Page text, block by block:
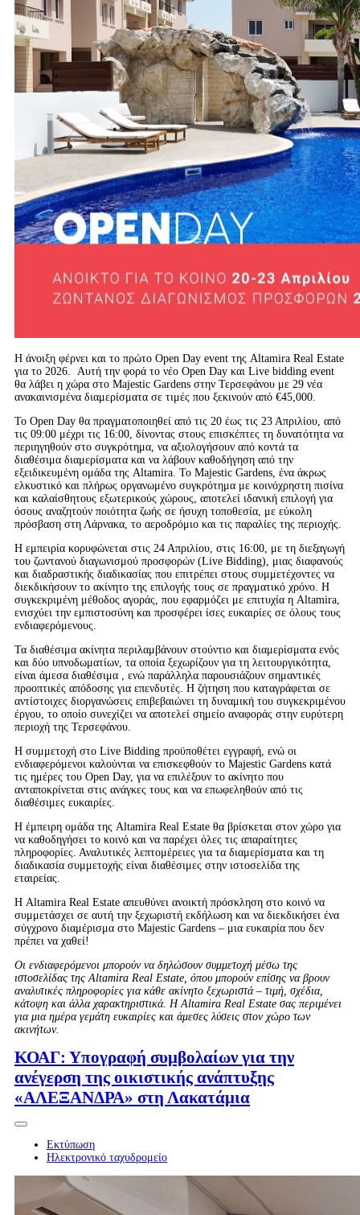
Η άνοιξη φέρνει και τo πρώτο Open Day event της Altamira Real Estate
για το 2026. Αυτή την φορά το νέο Open Day και Live bidding event
θα λάβει η χώρα στο Majestic Gardens στην Τερσεφάνου με 29 νέα
ανακαινισμένα διαμερίσματα σε τιμές που ξεκινούν από €45,000.
Το Open Day θα πραγματοποιηθεί από τις 20 έως τις 23 Απριλίου, από
τις 09:00 μέχρι τις 16:00, δίνοντας στους επισκέπτες τη δυνατότητα να
περιηγηθούν στο συγκρότημα, να αξιολογήσουν από κοντά τα
διαθέσιμα διαμερίσματα και να λάβουν καθοδήγηση από την
εξειδικευμένη ομάδα της Altamira. Το Majestic Gardens, ένα άκρως
ελκυστικό και πλήρως οργανωμένο συγκρότημα με κοινόχρηστη πισίνα
και καλαίσθητους εξωτερικούς χώρους, αποτελεί ιδανική επιλογή για
όσους αναζητούν ποιότητα ζωής σε ήσυχη τοποθεσία, με εύκολη
πρόσβαση στη Λάρνακα, το αεροδρόμιο και τις παραλίες της περιοχής.
Η εμπειρία κορυφώνεται στις 24 Απριλίου, στις 16:00, με τη διεξαγωγή
του ζωντανού διαγωνισμού προσφορών (Live Bidding), μιας διαφανούς
και διαδραστικής διαδικασίας που επιτρέπει στους συμμετέχοντες να
διεκδικήσουν το ακίνητο της επιλογής τους σε πραγματικό χρόνο. Η
συγκεκριμένη μέθοδος αγοράς, που εφαρμόζει με επιτυχία η Altamira,
ενισχύει την εμπιστοσύνη και προσφέρει ίσες ευκαιρίες σε όλους τους
ενδιαφερόμενους.
Τα διαθέσιμα ακίνητα περιλαμβάνουν στούντιο και διαμερίσματα ενός
και δύο υπνοδωματίων, τα οποία ξεχωρίζουν για τη λειτουργικότητα,
είναι άμεσα διαθέσιμα , ενώ παράλληλα παρουσιάζουν σημαντικές
προοπτικές απόδοσης για επενδυτές. Η ζήτηση που καταγράφεται σε
αντίστοιχες διοργανώσεις επιβεβαιώνει τη δυναμική του συγκεκριμένου
έργου, το οποίο συνεχίζει να αποτελεί σημείο αναφοράς στην ευρύτερη
περιοχή της Τερσεφάνου.
Η συμμετοχή στο Live Bidding προϋποθέτει εγγραφή, ενώ οι
ενδιαφερόμενοι καλούνται να επισκεφθούν το Majestic Gardens κατά
τις ημέρες του Open Day, για να επιλέξουν το ακίνητο που
ανταποκρίνεται στις ανάγκες τους και να επωφεληθούν από τις
διαθέσιμες ευκαιρίες.
Η έμπειρη ομάδα της Altamira Real Estate θα βρίσκεται στον χώρο για
να καθοδηγήσει το κοινό και να παρέχει όλες τις απαραίτητες
πληροφορίες. Αναλυτικές λεπτομέρειες για τα διαμερίσματα και τη
διαδικασία συμμετοχής είναι διαθέσιμες στην ιστοσελίδα της
εταιρείας.
Η Altamira Real Estate απευθύνει ανοικτή πρόσκληση στο κοινό να
συμμετάσχει σε αυτή την ξεχωριστή εκδήλωση και να διεκδικήσει ένα
σύγχρονο διαμέρισμα στο Majestic Gardens – μια ευκαιρία που δεν
πρέπει να χαθεί!
Οι ενδιαφερόμενοι μπορούν να δηλώσουν συμμετοχή μέσω της
ιστοσελίδας της Altamira Real Estate, όπου μπορούν επίσης να βρουν
αναλυτικές πληροφορίες για κάθε ακίνητο ξεχωριστά – τιμή, σχέδια,
κάτοψη και άλλα χαρακτηριστικά. Η Altamira Real Estate σας περιμένει
για μια ημέρα γεμάτη ευκαιρίες και άμεσες λύσεις στον χώρο των
ακινήτων.
ΚΟΑΓ: Υπογραφή συμβολαίων για την
ανέγερση της οικιστικής ανάπτυξης
«ΑΛΕΞΑΝΔΡΑ» στη Λακατάμια
Εκτύπωση
Ηλεκτρονικό ταχυδρομείο